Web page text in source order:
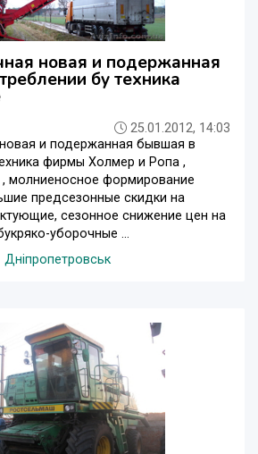
новая и подержанная
бу техника
25.01.2012, 14:03
и подержанная бывшая в
фирмы Холмер и Ропа ,
молниеносное формирование
предсезонные скидки на
сезонное снижение цен на
уборочные ...
Дніпропетровськ